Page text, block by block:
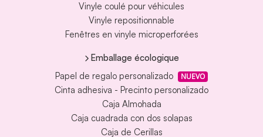
Vinyle coulé pour véhicules
Vinyle repositionnable
Fenêtres en vinyle microperforées
Emballage écologique
Papel de regalo personalizado
NUEVO
Cinta adhesiva - Precinto personalizado
Caja Almohada
Caja cuadrada con dos solapas
Caja de Cerillas